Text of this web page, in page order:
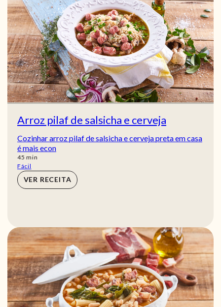
Arroz pilaf de salsicha e cerveja
Cozinhar arroz pilaf de salsicha e cerveja preta em casa
é mais econ
45 min
min
Fácil
VER RECEITA